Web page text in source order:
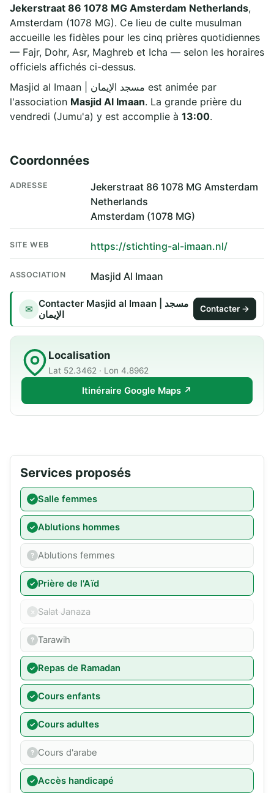
Jekerstraat 86 1078 MG Amsterdam Netherlands,
Amsterdam (1078 MG). Ce lieu de culte musulman
accueille les fidèles pour les cinq prières quotidiennes
— Fajr, Dohr, Asr, Maghreb et Icha — selon les horaires
officiels affichés ci-dessus.
Masjid al Imaan | مسجد الإيمان est animée par
l'association Masjid Al Imaan. La grande prière du
vendredi (Jumu'a) y est accomplie à 13:00.
Coordonnées
ADRESSE
Jekerstraat 86 1078 MG Amsterdam
Netherlands
Amsterdam (1078 MG)
SITE WEB https://stichting-al-imaan.nl/
ASSOCIATION Masjid Al Imaan
✉ Contacter Masjid al Imaan | مسجد
الإيمان
Contacter →
Localisation
Lat 52.3462 · Lon 4.8962
Itinéraire Google Maps ↗
Services proposés
Salle femmes
Ablutions hommes
Ablutions femmes
Prière de l'Aïd
Salat Janaza
Tarawih
Repas de Ramadan
Cours enfants
Cours adultes
Cours d'arabe
Accès handicapé